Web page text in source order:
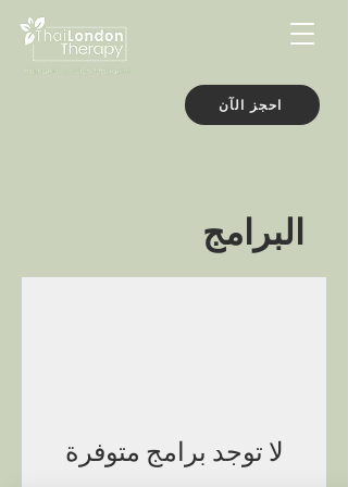
احجز الآن
البرامج
لا توجد برامج متوفرة